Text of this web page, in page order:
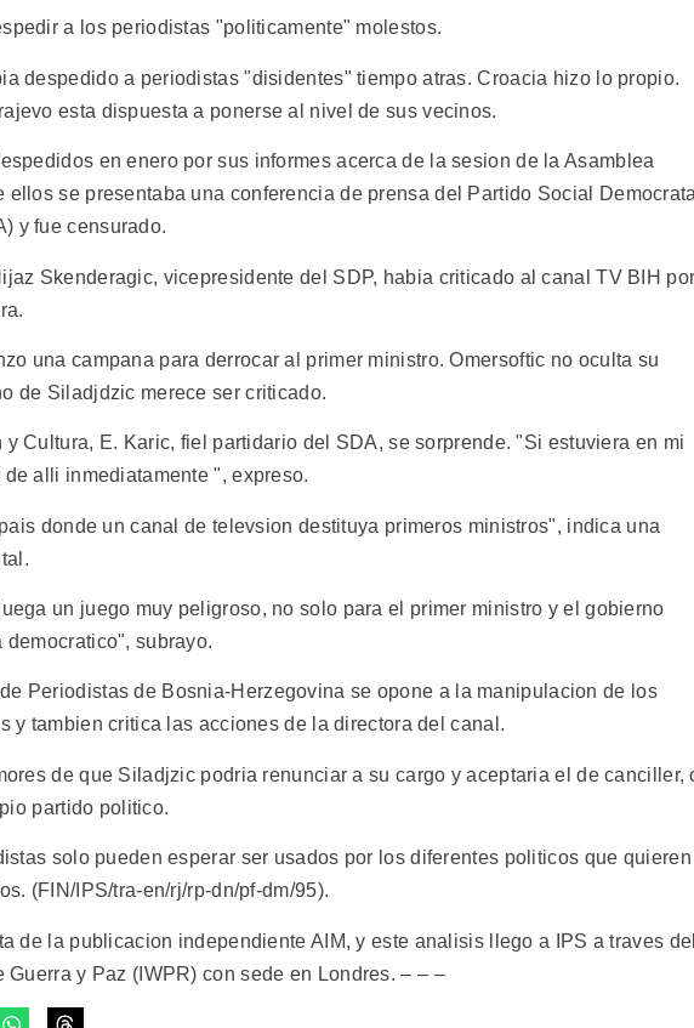
a los periodistas "politicamente" molestos.
despedido a periodistas "disidentes" tiempo atras. Croacia hizo lo propio.
esta dispuesta a ponerse al nivel de sus vecinos.
en enero por sus informes acerca de la sesion de la Asamblea
ellos se presentaba una conferencia de prensa del Partido Social
y fue censurado.
Skenderagic, vicepresidente del SDP, habia criticado al canal TV BIH
una campana para derrocar al primer ministro. Omersoftic no oculta su
de Siladjdzic merece ser criticado.
Cultura, E. Karic, fiel partidario del SDA, se sorprende. "Si estuviera en mi
alli inmediatamente ", expreso.
donde un canal de televsion destituya primeros ministros", indica una
un juego muy peligroso, no solo para el primer ministro y el gobierno
subrayo.
Periodistas de Bosnia-Herzegovina se opone a la manipulacion de los
y tambien critica las acciones de la directora del canal.
de que Siladjzic podria renunciar a su cargo y aceptaria el de canciller,
partido politico.
solo pueden esperar ser usados por los diferentes politicos que quieren
(FIN/IPS/tra-en/rj/rp-dn/pf-dm/95).
de la publicacion independiente AIM, y este analisis llego a IPS a traves
Guerra y Paz (IWPR) con sede en Londres. – – –